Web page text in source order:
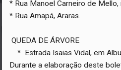
* Rua Manoel Carneiro de Mello,
* Rua Amapá, Araras.
QUEDA DE ÁRVORE
* Estrada Isaias Vidal, em
Durante a elaboração deste